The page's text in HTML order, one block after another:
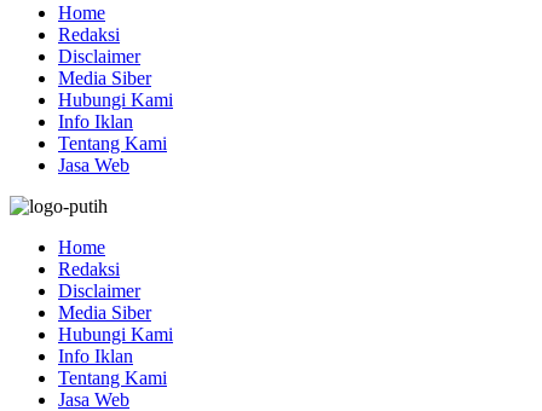
Home
Redaksi
Disclaimer
Media Siber
Hubungi Kami
Info Iklan
Tentang Kami
Jasa Web
Home
Redaksi
Disclaimer
Media Siber
Hubungi Kami
Info Iklan
Tentang Kami
Jasa Web